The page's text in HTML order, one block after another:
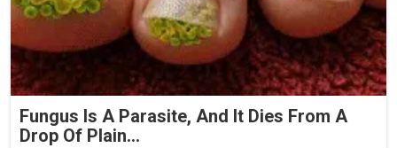
Fungus Is A Parasite, And It Dies From A
Drop Of Plain...